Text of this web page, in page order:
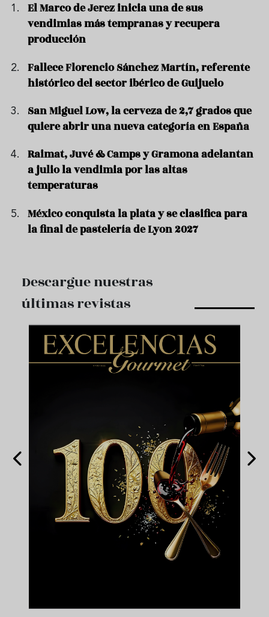
El Marco de Jerez inicia una de sus
vendimias más tempranas y recupera
producción
Fallece Florencio Sánchez Martín, referente
histórico del sector ibérico de Guijuelo
San Miguel Low, la cerveza de 2,7 grados que
quiere abrir una nueva categoría en España
Raimat, Juvé & Camps y Gramona adelantan
a julio la vendimia por las altas
temperaturas
México conquista la plata y se clasifica para
la final de pastelería de Lyon 2027
Descargue nuestras
últimas revistas